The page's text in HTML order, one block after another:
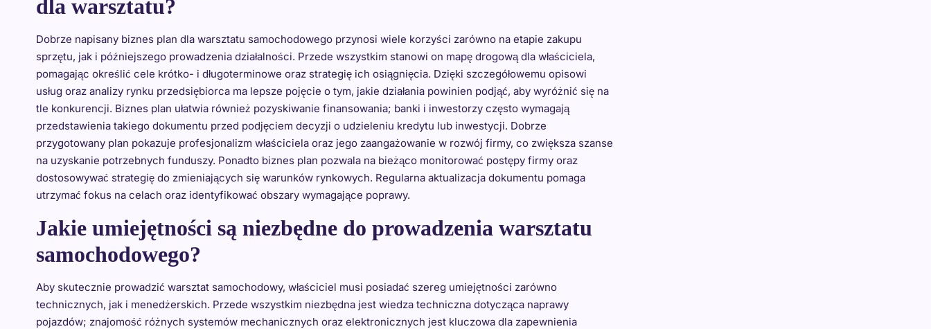
dla warsztatu?
Dobrze napisany biznes plan dla warsztatu samochodowego przynosi wiele korzyści zarówno na etapie zakupu
sprzętu, jak i późniejszego prowadzenia działalności. Przede wszystkim stanowi on mapę drogową dla właściciela,
pomagając określić cele krótko- i długoterminowe oraz strategię ich osiągnięcia. Dzięki szczegółowemu opisowi
usług oraz analizy rynku przedsiębiorca ma lepsze pojęcie o tym, jakie działania powinien podjąć, aby wyróżnić się na
tle konkurencji. Biznes plan ułatwia również pozyskiwanie finansowania; banki i inwestorzy często wymagają
przedstawienia takiego dokumentu przed podjęciem decyzji o udzieleniu kredytu lub inwestycji. Dobrze
przygotowany plan pokazuje profesjonalizm właściciela oraz jego zaangażowanie w rozwój firmy, co zwiększa szanse
na uzyskanie potrzebnych funduszy. Ponadto biznes plan pozwala na bieżąco monitorować postępy firmy oraz
dostosowywać strategię do zmieniających się warunków rynkowych. Regularna aktualizacja dokumentu pomaga
utrzymać fokus na celach oraz identyfikować obszary wymagające poprawy.
Jakie umiejętności są niezbędne do prowadzenia warsztatu
samochodowego?
Aby skutecznie prowadzić warsztat samochodowy, właściciel musi posiadać szereg umiejętności zarówno
technicznych, jak i menedżerskich. Przede wszystkim niezbędna jest wiedza techniczna dotycząca naprawy
pojazdów; znajomość różnych systemów mechanicznych oraz elektronicznych jest kluczowa dla zapewnienia